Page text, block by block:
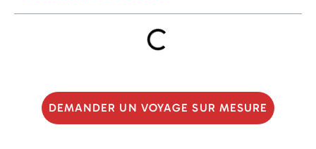
DEMANDER UN VOYAGE SUR MESURE